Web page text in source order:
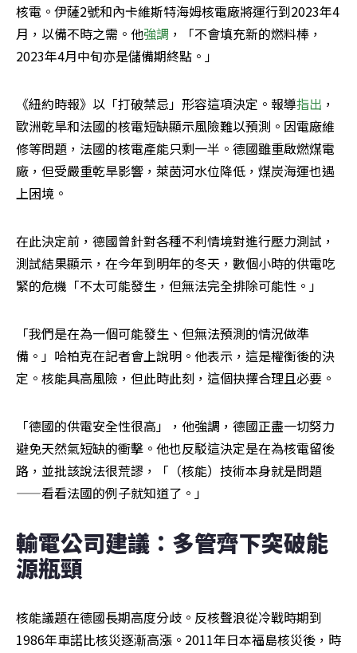
核電。伊薩2號和內卡維斯特海姆核電廠將運行到2023年4
月，以備不時之需。他強調 ，「不會填充新的燃料棒，
2023年4月中旬亦是儲備期終點。」
《紐約時報》以「打破禁忌」形容這項決定。報導指出 ，
歐洲乾旱和法國的核電短缺顯示風險難以預測。因電廠維
修等問題，法國的核電產能只剩一半。德國雖重啟燃煤電
廠，但受嚴重乾旱影響，萊茵河水位降低，煤炭海運也遇
上困境。
在此決定前，德國曾針對各種不利情境對進行壓力測試，
測試結果顯示，在今年到明年的冬天，數個小時的供電吃
緊的危機「不太可能發生，但無法完全排除可能性。」
「我們是在為一個可能發生、但無法預測的情況做準
備。」哈柏克在記者會上說明。他表示，這是權衡後的決
定。核能具高風險，但此時此刻，這個抉擇合理且必要。
「德國的供電安全性很高」，他強調，德國正盡一切努力
避免天然氣短缺的衝擊。他也反駁這決定是在為核電留後
路，並批該說法很荒謬，「（核能）技術本身就是問題
——看看法國的例子就知道了。」
輸電公司建議：多管齊下突破能
源瓶頸
核能議題在德國長期高度分歧。反核聲浪從冷戰時期到
1986年車諾比核災逐漸高漲。2011年日本福島核災後，時